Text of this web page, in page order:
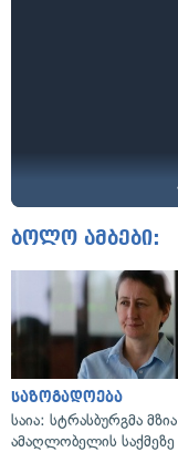
ბოლო ამბები:
საზოგადოება
საია: სტრასბურგმა მზია
ამაღლობელის საქმეზე